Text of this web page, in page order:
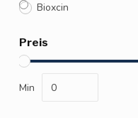
Bioxcin
Preis
Min